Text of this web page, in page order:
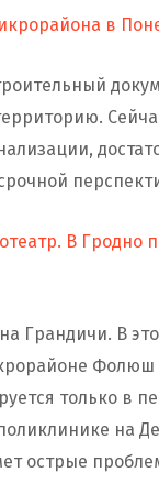
в
В Гродно
Грандичи. В
только в
на
острые